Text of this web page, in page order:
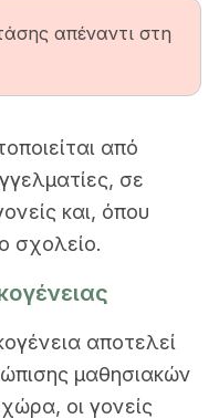
απέναντι στη
από
σε
και, όπου
σχολείο.
αποτελεί
μαθησιακών
οι γονείς